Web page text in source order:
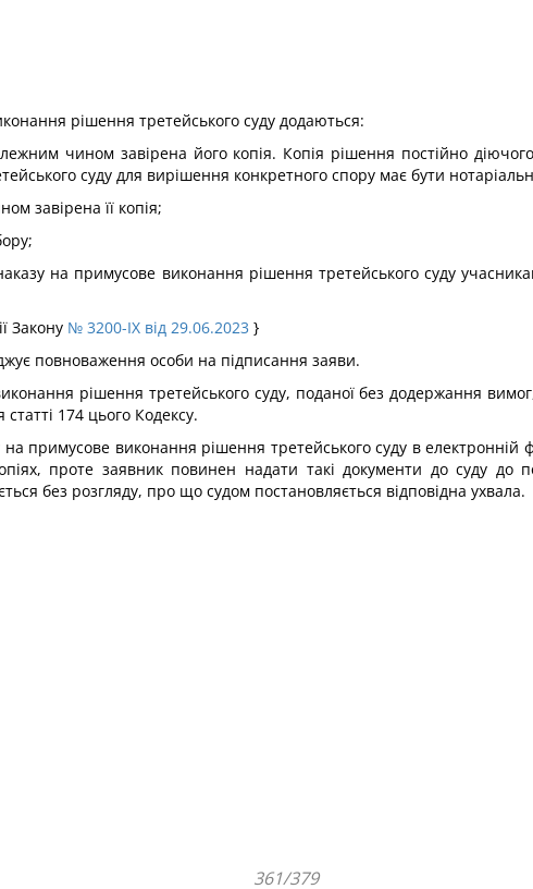
рішення третейського суду додаються:
чином завірена його копія. Копія рішення постійно
суду для вирішення конкретного спору має бути
завірена її копія;
на примусове виконання рішення третейського суду
Закону № 3200-IX від 29.06.2023 }
повноваження особи на підписання заяви.
рішення третейського суду, поданої без додержання
174 цього Кодексу.
примусове виконання рішення третейського суду в електронній
проте заявник повинен надати такі документи до суду до
без розгляду, про що судом постановляється відповідна ухвала.
361/379